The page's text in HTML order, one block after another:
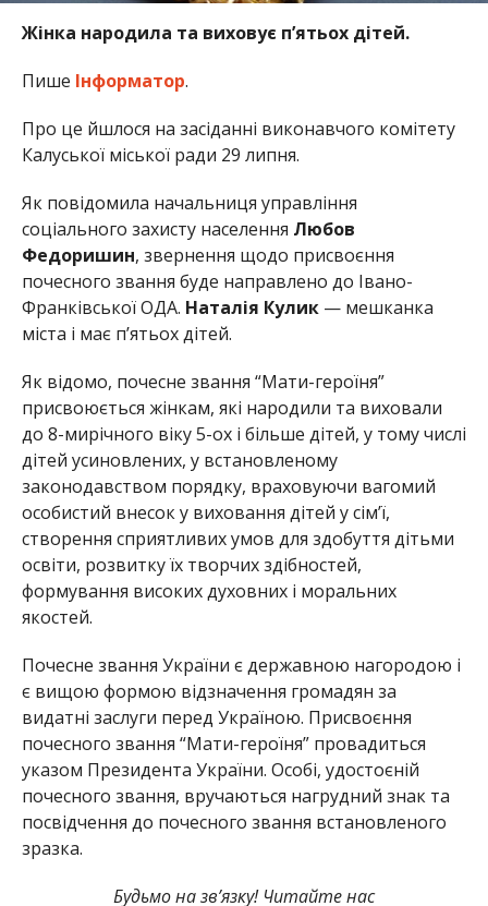
Жінка народила та виховує пʼятьох дітей.
Пише Інформатор.
Про це йшлося на засіданні виконавчого комітету
Калуської міської ради 29 липня.
Як повідомила начальниця управління
соціального захисту населення Любов
Федоришин, звернення щодо присвоєння
почесного звання буде направлено до Івано-
Франківської ОДА. Наталія Кулик— мешканка
міста і має пʼятьох дітей.
Як відомо, почесне звання “Мати-героїня”
присвоюється жінкам, які народили та виховали
до 8-мирічного віку 5-ох і більше дітей, у тому числі
дітей усиновлених, у встановленому
законодавством порядку, враховуючи вагомий
особистий внесок у виховання дітей у сім’ї,
створення сприятливих умов для здобуття дітьми
освіти, розвитку їх творчих здібностей,
формування високих духовних і моральних
якостей.
Почесне звання України є державною нагородою і
є вищою формою відзначення громадян за
видатні заслуги перед Україною. Присвоєння
почесного звання “Мати-героїня” провадиться
указом Президента України. Особі, удостоєній
почесного звання, вручаються нагрудний знак та
посвідчення до почесного звання встановленого
зразка.
Будьмо на зв’язку! Читайте нас